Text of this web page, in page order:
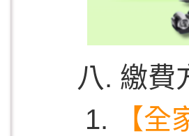
八. 繳費
【